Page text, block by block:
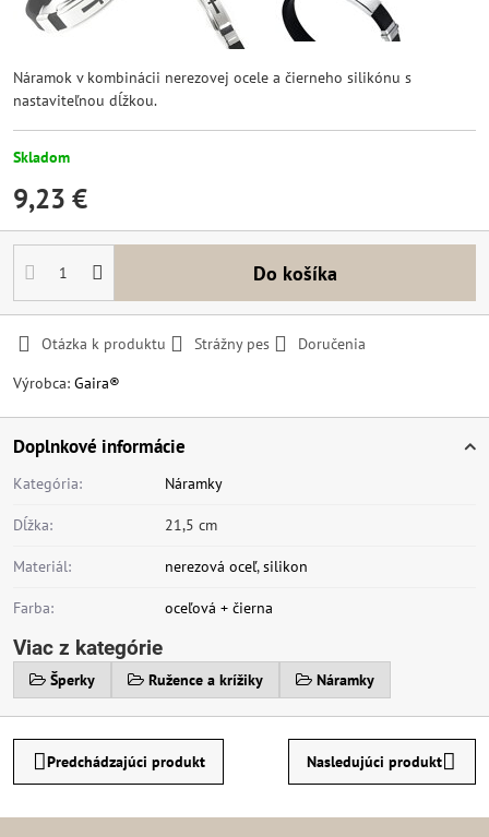
Náramok v kombinácii nerezovej ocele a čierneho silikónu s
nastaviteľnou dĺžkou.
Skladom
9,23 €
Do košíka
Otázka k produktu Strážny pes
Doručenia
Výrobca: Gaira®
Doplnkové informácie
Kategória: Náramky
Dĺžka: 21,5 cm
Materiál: nerezová oceľ,silikon
Farba: oceľová + čierna
Viac z kategórie
Šperky Ružence a krížiky Náramky
Predchádzajúci produkt Nasledujúci produkt